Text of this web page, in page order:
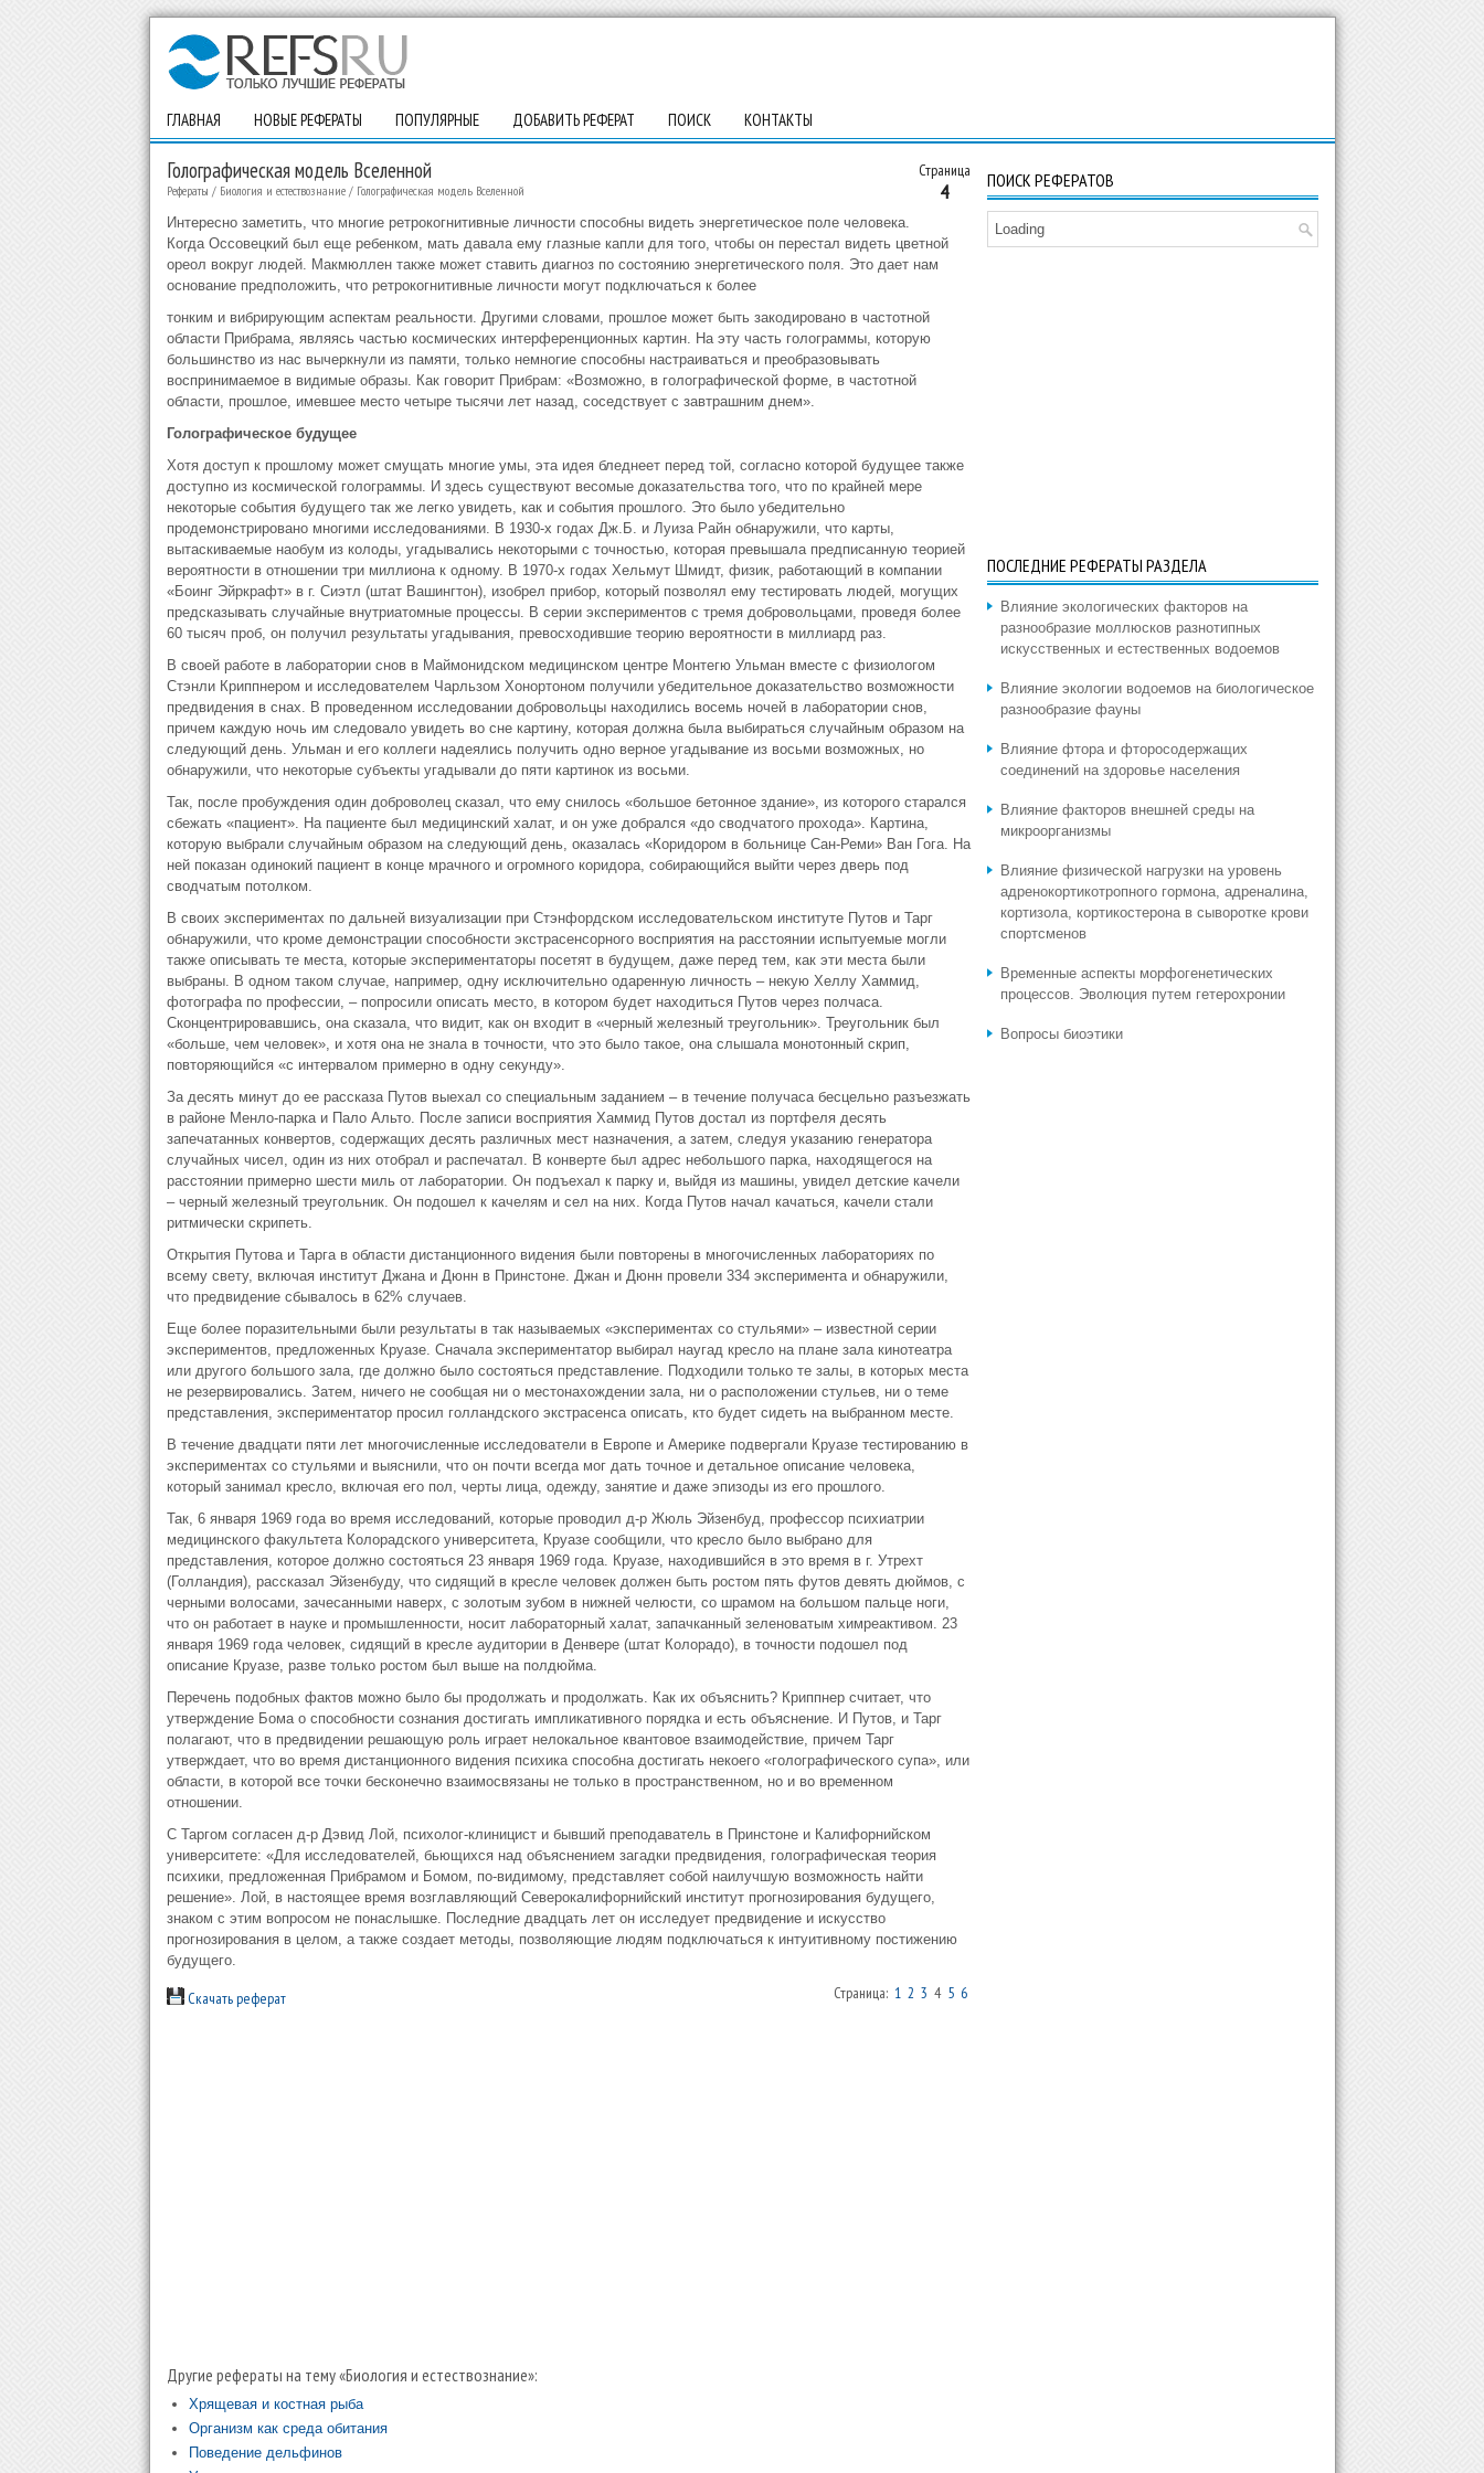
ГЛАВНАЯ НОВЫЕ РЕФЕРАТЫ ПОПУЛЯРНЫЕ ДОБАВИТЬ РЕФЕРАТ ПОИСК КОНТАКТЫ
Страница
4
Голографическая модель Вселенной
Рефераты / Биология и естествознание/ Голографическая модель Вселенной
Интересно заметить, что многие ретрокогнитивные личности способны видеть энергетическое поле человека.
Когда Оссовецкий был еще ребенком, мать давала ему глазные капли для того, чтобы он перестал видеть цветной
ореол вокруг людей. Макмюллен также может ставить диагноз по состоянию энергетического поля. Это дает нам
основание предположить, что ретрокогнитивные личности могут подключаться к более
тонким и вибрирующим аспектам реальности. Другими словами, прошлое может быть закодировано в частотной
области Прибрама, являясь частью космических интерференционных картин. На эту часть голограммы, которую
большинство из нас вычеркнули из памяти, только немногие способны настраиваться и преобразовывать
воспринимаемое в видимые образы. Как говорит Прибрам: «Возможно, в голографической форме, в частотной
области, прошлое, имевшее место четыре тысячи лет назад, соседствует с завтрашним днем».
Голографическое будущее
Хотя доступ к прошлому может смущать многие умы, эта идея бледнеет перед той, согласно которой будущее также
доступно из космической голограммы. И здесь существуют весомые доказательства того, что по крайней мере
некоторые события будущего так же легко увидеть, как и события прошлого. Это было убедительно
продемонстрировано многими исследованиями. В 1930-х годах Дж.Б. и Луиза Райн обнаружили, что карты,
вытаскиваемые наобум из колоды, угадывались некоторыми с точностью, которая превышала предписанную теорией
вероятности в отношении три миллиона к одному. В 1970-х годах Хельмут Шмидт, физик, работающий в компании
«Боинг Эйркрафт» в г. Сиэтл (штат Вашингтон), изобрел прибор, который позволял ему тестировать людей, могущих
предсказывать случайные внутриатомные процессы. В серии экспериментов с тремя добровольцами, проведя более
60 тысяч проб, он получил результаты угадывания, превосходившие теорию вероятности в миллиард раз.
В своей работе в лаборатории снов в Маймонидском медицинском центре Монтегю Ульман вместе с физиологом
Стэнли Криппнером и исследователем Чарльзом Хонортоном получили убедительное доказательство возможности
предвидения в снах. В проведенном исследовании добровольцы находились восемь ночей в лаборатории снов,
причем каждую ночь им следовало увидеть во сне картину, которая должна была выбираться случайным образом на
следующий день. Ульман и его коллеги надеялись получить одно верное угадывание из восьми возможных, но
обнаружили, что некоторые субъекты угадывали до пяти картинок из восьми.
Так, после пробуждения один доброволец сказал, что ему снилось «большое бетонное здание», из которого старался
сбежать «пациент». На пациенте был медицинский халат, и он уже добрался «до сводчатого прохода». Картина,
которую выбрали случайным образом на следующий день, оказалась «Коридором в больнице Сан-Реми» Ван Гога. На
ней показан одинокий пациент в конце мрачного и огромного коридора, собирающийся выйти через дверь под
сводчатым потолком.
В своих экспериментах по дальней визуализации при Стэнфордском исследовательском институте Путов и Тарг
обнаружили, что кроме демонстрации способности экстрасенсорного восприятия на расстоянии испытуемые могли
также описывать те места, которые экспериментаторы посетят в будущем, даже перед тем, как эти места были
выбраны. В одном таком случае, например, одну исключительно одаренную личность – некую Хеллу Хаммид,
фотографа по профессии, – попросили описать место, в котором будет находиться Путов через полчаса.
Сконцентрировавшись, она сказала, что видит, как он входит в «черный железный треугольник». Треугольник был
«больше, чем человек», и хотя она не знала в точности, что это было такое, она слышала монотонный скрип,
повторяющийся «с интервалом примерно в одну секунду».
За десять минут до ее рассказа Путов выехал со специальным заданием – в течение получаса бесцельно разъезжать
в районе Менло-парка и Пало Альто. После записи восприятия Хаммид Путов достал из портфеля десять
запечатанных конвертов, содержащих десять различных мест назначения, а затем, следуя указанию генератора
случайных чисел, один из них отобрал и распечатал. В конверте был адрес небольшого парка, находящегося на
расстоянии примерно шести миль от лаборатории. Он подъехал к парку и, выйдя из машины, увидел детские качели
– черный железный треугольник. Он подошел к качелям и сел на них. Когда Путов начал качаться, качели стали
ритмически скрипеть.
Открытия Путова и Тарга в области дистанционного видения были повторены в многочисленных лабораториях по
всему свету, включая институт Джана и Дюнн в Принстоне. Джан и Дюнн провели 334 эксперимента и обнаружили,
что предвидение сбывалось в 62% случаев.
Еще более поразительными были результаты в так называемых «экспериментах со стульями» – известной серии
экспериментов, предложенных Круазе. Сначала экспериментатор выбирал наугад кресло на плане зала кинотеатра
или другого большого зала, где должно было состояться представление. Подходили только те залы, в которых места
не резервировались. Затем, ничего не сообщая ни о местонахождении зала, ни о расположении стульев, ни о теме
представления, экспериментатор просил голландского экстрасенса описать, кто будет сидеть на выбранном месте.
В течение двадцати пяти лет многочисленные исследователи в Европе и Америке подвергали Круазе тестированию в
экспериментах со стульями и выяснили, что он почти всегда мог дать точное и детальное описание человека,
который занимал кресло, включая его пол, черты лица, одежду, занятие и даже эпизоды из его прошлого.
Так, 6 января 1969 года во время исследований, которые проводил д-р Жюль Эйзенбуд, профессор психиатрии
медицинского факультета Колорадского университета, Круазе сообщили, что кресло было выбрано для
представления, которое должно состояться 23 января 1969 года. Круазе, находившийся в это время в г. Утрехт
(Голландия), рассказал Эйзенбуду, что сидящий в кресле человек должен быть ростом пять футов девять дюймов, с
черными волосами, зачесанными наверх, с золотым зубом в нижней челюсти, со шрамом на большом пальце ноги,
что он работает в науке и промышленности, носит лабораторный халат, запачканный зеленоватым химреактивом. 23
января 1969 года человек, сидящий в кресле аудитории в Денвере (штат Колорадо), в точности подошел под
описание Круазе, разве только ростом был выше на полдюйма.
Перечень подобных фактов можно было бы продолжать и продолжать. Как их объяснить? Криппнер считает, что
утверждение Бома о способности сознания достигать импликативного порядка и есть объяснение. И Путов, и Тарг
полагают, что в предвидении решающую роль играет нелокальное квантовое взаимодействие, причем Тарг
утверждает, что во время дистанционного видения психика способна достигать некоего «голографического супа», или
области, в которой все точки бесконечно взаимосвязаны не только в пространственном, но и во временном
отношении.
С Таргом согласен д-р Дэвид Лой, психолог-клиницист и бывший преподаватель в Принстоне и Калифорнийском
университете: «Для исследователей, бьющихся над объяснением загадки предвидения, голографическая теория
психики, предложенная Прибрамом и Бомом, по-видимому, представляет собой наилучшую возможность найти
решение». Лой, в настоящее время возглавляющий Северокалифорнийский институт прогнозирования будущего,
знаком с этим вопросом не понаслышке. Последние двадцать лет он исследует предвидение и искусство
прогнозирования в целом, а также создает методы, позволяющие людям подключаться к интуитивному постижению
будущего.
Скачать реферат Страница: 1 2 3 4 5 6
Другие рефераты на тему «Биология и естествознание»:
Хрящевая и костная рыба
Организм как среда обитания
Поведение дельфинов
ПОИСК РЕФЕРАТОВ
Loading
ПОСЛЕДНИЕ РЕФЕРАТЫ РАЗДЕЛА
Влияние экологических факторов на
разнообразие моллюсков разнотипных
искусственных и естественных водоемов
Влияние экологии водоемов на биологическое
разнообразие фауны
Влияние фтора и фторосодержащих
соединений на здоровье населения
Влияние факторов внешней среды на
микроорганизмы
Влияние физической нагрузки на уровень
адренокортикотропного гормона, адреналина,
кортизола, кортикостерона в сыворотке крови
спортсменов
Временные аспекты морфогенетических
процессов. Эволюция путем гетерохронии
Вопросы биоэтики